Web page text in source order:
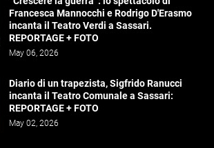
Francesca Mannocchi e Rodrigo D'Erasmo
incanta il Teatro Verdi a Sassari.
REPORTAGE + FOTO
May 06, 2026
Diario di un trapezista, Sigfrido Ranucci
incanta il Teatro Comunale a Sassari:
REPORTAGE + FOTO
May 02, 2026